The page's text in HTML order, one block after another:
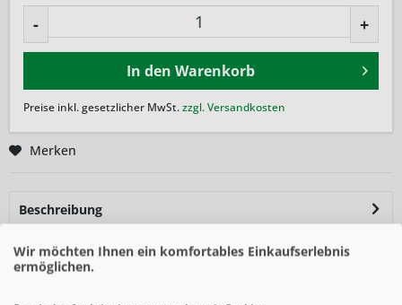
- +
In den Warenkorb
Preise inkl. gesetzlicher MwSt.zzgl. Versandkosten
Merken
Beschreibung
Ergänzung für Ihre...mehr
Wir möchten Ihnen ein komfortables Einkaufserlebnis
ermöglichen.